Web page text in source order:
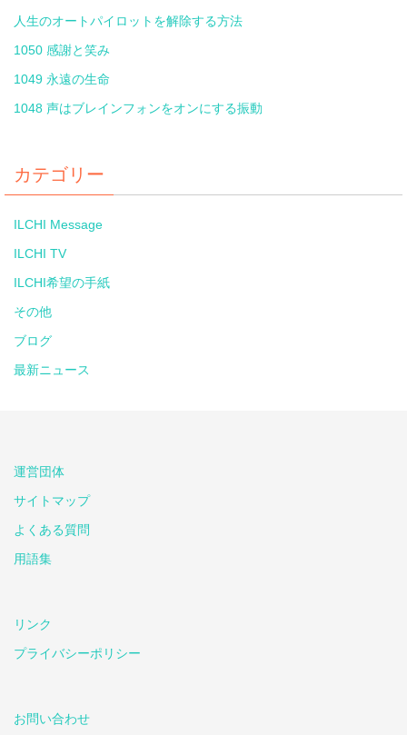
人生のオートパイロットを解除する方法
1050 感謝と笑み
1049 永遠の生命
1048 声はブレインフォンをオンにする振動
カテゴリー
ILCHI Message
ILCHI TV
ILCHI希望の手紙
その他
ブログ
最新ニュース
運営団体
サイトマップ
よくある質問
用語集
リンク
プライバシーポリシー
お問い合わせ